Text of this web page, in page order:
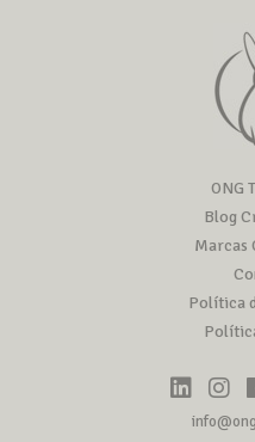
ONG
Blog
Marcas
Política